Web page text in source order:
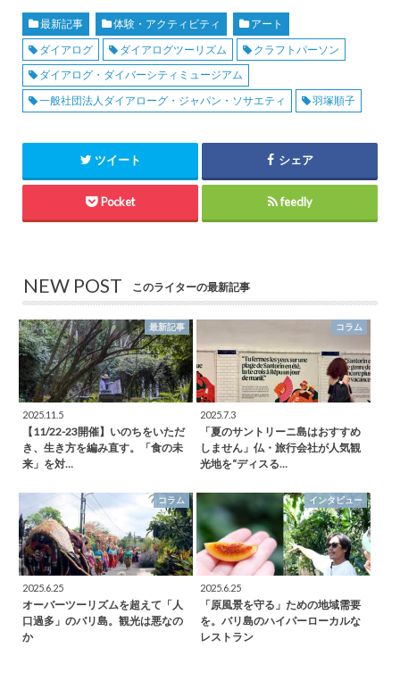
最新記事 体験・アクティビティ
アート
ダイアログ
ダイアログツーリズム
クラフトパーソン
ダイアログ・ダイバーシティミュージアム
一般社団法人ダイアローグ・ジャパン・ソサエティ
羽塚順子
ツイート シェア
Pocket feedly
NEW POST このライターの最新記事
最新記事
2025.11.5
【11/22-23開催】いのちをいただ
き、生き方を編み直す。「食の未
来」を対…
コラム
2025.7.3
「夏のサントリーニ島はおすすめ
しません」仏・旅行会社が人気観
光地を“ディスる…
コラム
2025.6.25
オーバーツーリズムを超えて「人
口過多」のバリ島。観光は悪なの
か
インタビュー
2025.6.25
「原風景を守る」ための地域需要
を。バリ島のハイパーローカルな
レストラン